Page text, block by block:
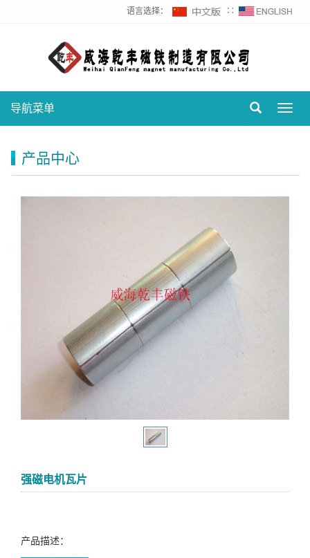
语言选择： ∷
导航菜单
产品中心
强磁电机瓦片
产品描述：